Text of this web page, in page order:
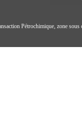
Pétrochimique, zone sous